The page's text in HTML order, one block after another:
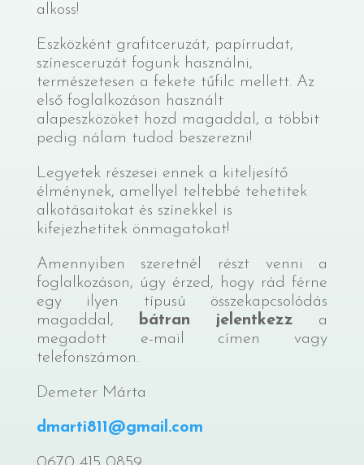
alkoss!
Eszközként grafitceruzát, papírrudat,
színesceruzát fogunk használni,
természetesen a fekete tűfilc mellett. Az
első foglalkozáson használt
alapeszközöket hozd magaddal, a többit
pedig nálam tudod beszerezni!
Legyetek részesei ennek a kiteljesítő
élménynek, amellyel teltebbé tehetitek
alkotásaitokat és színekkel is
kifejezhetitek önmagatokat!
Amennyiben szeretnél részt venni a
foglalkozáson, úgy érzed, hogy rád férne
egy ilyen típusú összekapcsolódás
magaddal,
bátran jelentkezz a
megadott e-mail címen vagy
telefonszámon.
Demeter Márta
dmarti811@gmail.com